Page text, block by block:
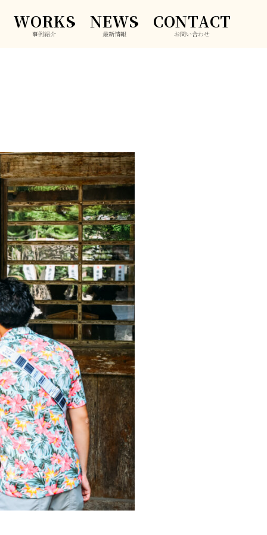
WORKS
事例紹介
NEWS
最新情報
CONTACT
お問い合わせ